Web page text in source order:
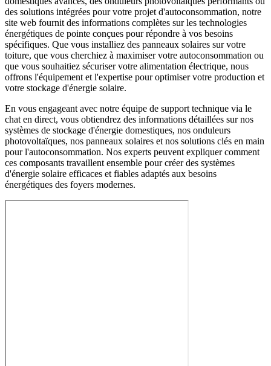
des solutions intégrées pour votre projet d'autoconsommation, notre
site web fournit des informations complètes sur les technologies
énergétiques de pointe conçues pour répondre à vos besoins
spécifiques. Que vous installiez des panneaux solaires sur votre
toiture, que vous cherchiez à maximiser votre autoconsommation ou
que vous souhaitiez sécuriser votre alimentation électrique, nous
offrons l'équipement et l'expertise pour optimiser votre production et
votre stockage d'énergie solaire.
En vous engageant avec notre équipe de support technique via le
chat en direct, vous obtiendrez des informations détaillées sur nos
systèmes de stockage d'énergie domestiques, nos onduleurs
photovoltaïques, nos panneaux solaires et nos solutions clés en main
pour l'autoconsommation. Nos experts peuvent expliquer comment
ces composants travaillent ensemble pour créer des systèmes
d'énergie solaire efficaces et fiables adaptés aux besoins
énergétiques des foyers modernes.